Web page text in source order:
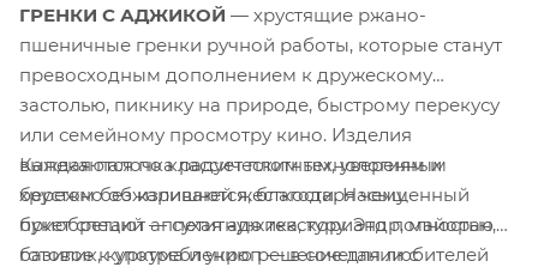
ГРЕНКИ С АДЖИКОЙ — хрустящие ржано-
пшеничные гренки ручной работы, которые станут
превосходным дополнением к дружескому
застолью, пикнику на природе, быстрому перекусу
или семейному просмотру кино. Изделия
выпекаются по классическим технологиям и
бережно обжариваются, благодаря чему
приобретают аппетитную текстуру. Это полностью
готовое к употреблению решение для любителей
Каждая палочка радует плотным, уверенным
хрустом без излишней жесткости. Насыщенный
букет специй — сухая аджика, кориандр, майоран,
базилик, куркума и укроп — в сочетании с